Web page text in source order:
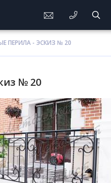
ПЕРИЛА - ЭСКИЗ № 20
№ 20